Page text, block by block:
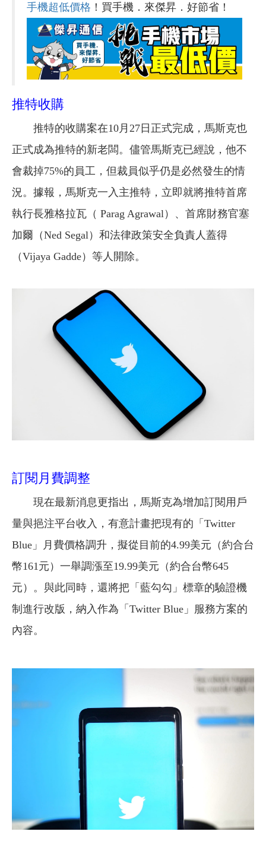
手機超低價格 ！買手機．來傑昇．好節省！
推特收購
推特的收購案在10月27日正式完成，馬斯克也
正式成為推特的新老闆。儘管馬斯克已經說，他不
會裁掉75%的員工，但裁員似乎仍是必然發生的情
況。據報，馬斯克一入主推特，立即就將推特首席
執行長雅格拉瓦（ Parag Agrawal）、首席財務官塞
加爾（Ned Segal）和法律政策安全負責人蓋得
（Vijaya Gadde）等人開除。
訂閱月費調整
現在最新消息更指出，馬斯克為增加訂閱用戶
量與挹注平台收入，有意計畫把現有的「Twitter
Blue」月費價格調升，擬從目前的4.99美元（約合台
幣161元）一舉調漲至19.99美元（約合台幣645
元）。與此同時，還將把「藍勾勾」標章的驗證機
制進行改版，納入作為「Twitter Blue」服務方案的
內容。